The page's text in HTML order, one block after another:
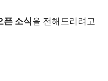
픈 소식을 전해드리려고